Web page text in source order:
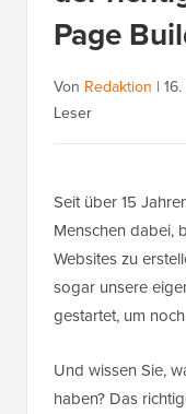
Page
Von Redaktion |
Leser
Seit über 15
Menschen dabei,
Websites zu
sogar unsere
gestartet, um
Und wissen Sie,
haben? Das